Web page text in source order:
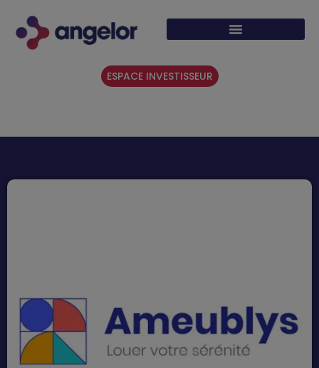
ESPACE INVESTISSEUR